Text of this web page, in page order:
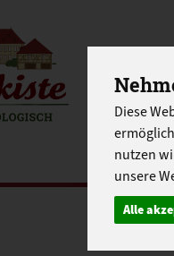
Diese
nutzen
unsere
Alle